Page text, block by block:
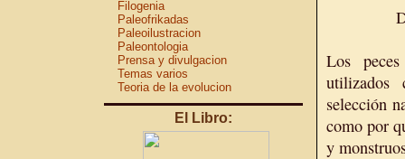
Filogenia
Paleofrikadas
Paleoilustracion
Paleontologia
Prensa y divulgacion
Temas varios
Teoria de la evolucion
El Libro:
Los
utilizados
selección
como por
y